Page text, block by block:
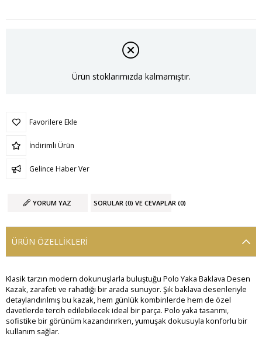
Ürün stoklarımızda kalmamıştır.
Favorilere Ekle
İndirimli Ürün
Gelince Haber Ver
YORUM YAZ SORULAR (0) VE CEVAPLAR (0)
ÜRÜN ÖZELLIKLERI
Klasik tarzın modern dokunuşlarla buluştuğu Polo Yaka Baklava Desen
Kazak, zarafeti ve rahatlığı bir arada sunuyor. Şık baklava desenleriyle
detaylandırılmış bu kazak, hem günlük kombinlerde hem de özel
davetlerde tercih edilebilecek ideal bir parça. Polo yaka tasarımı,
sofistike bir görünüm kazandırırken, yumuşak dokusuyla konforlu bir
kullanım sağlar.